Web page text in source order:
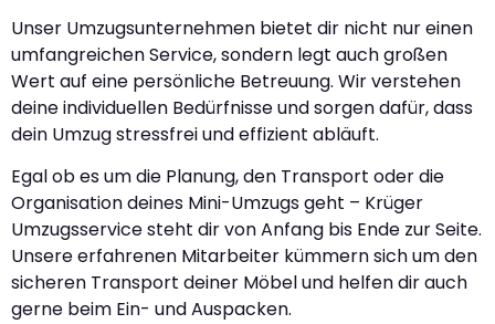
Unser Umzugsunternehmen bietet dir nicht nur einen
umfangreichen Service, sondern legt auch großen
Wert auf eine persönliche Betreuung. Wir verstehen
deine individuellen Bedürfnisse und sorgen dafür, dass
dein Umzug stressfrei und effizient abläuft.
Egal ob es um die Planung, den Transport oder die
Organisation deines Mini-Umzugs geht – Krüger
Umzugsservice steht dir von Anfang bis Ende zur Seite.
Unsere erfahrenen Mitarbeiter kümmern sich um den
sicheren Transport deiner Möbel und helfen dir auch
gerne beim Ein- und Auspacken.